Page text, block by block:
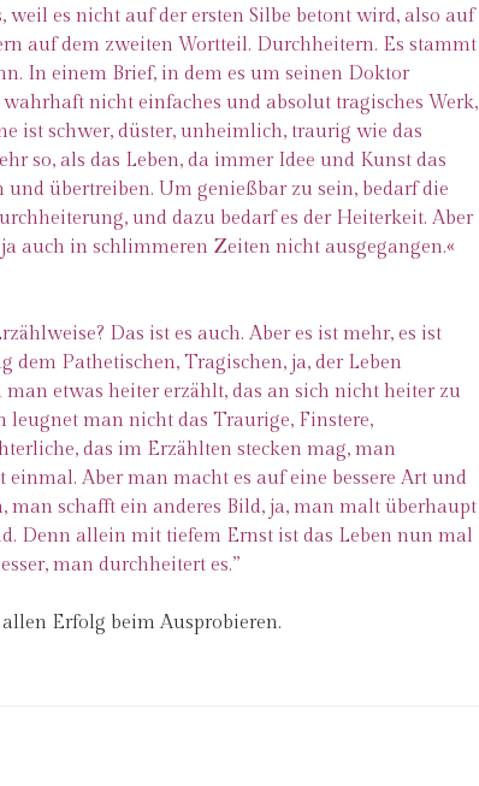
weil es nicht auf der ersten Silbe betont wird, also auf
auf dem zweiten Wortteil. Durchheitern. Es stammt
In einem Brief, in dem es um seinen Doktor
nicht einfaches und absolut tragisches Werk,
ist schwer, düster, unheimlich, traurig wie das
so, als das Leben, da immer Idee und Kunst das
und übertreiben. Um genießbar zu sein, bedarf die
und dazu bedarf es der Heiterkeit. Aber
auch in schlimmeren Zeiten nicht ausgegangen.«
Das ist es auch. Aber es ist mehr, es ist
dem Pathetischen, Tragischen, ja, der Leben
man etwas heiter erzählt, das an sich nicht heiter zu
leugnet man nicht das Traurige, Finstere,
das im Erzählten stecken mag, man
einmal. Aber man macht es auf eine bessere Art und
man schafft ein anderes Bild, ja, man malt überhaupt
Denn allein mit tiefem Ernst ist das Leben nun mal
man durchheitert es.”
Erfolg beim Ausprobieren.